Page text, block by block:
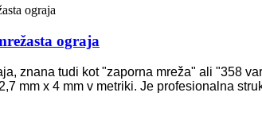
ograja
znana tudi kot "zaporna mreža" ali "358
mm x 4 mm v metriki. Je profesionalna